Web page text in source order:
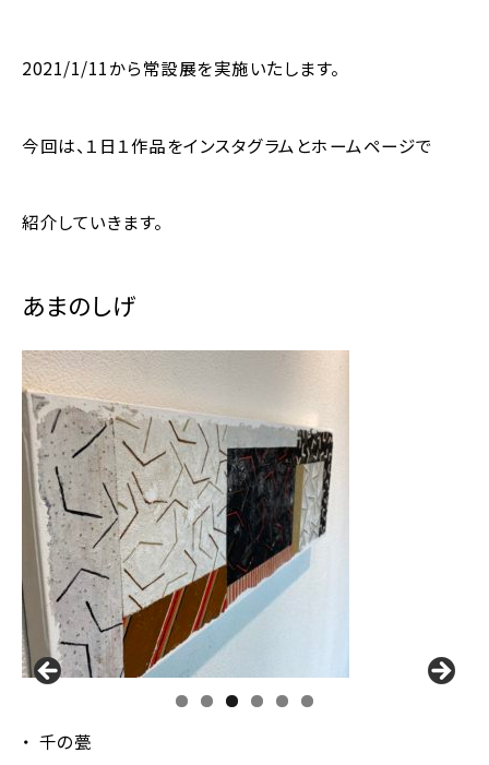
2021/1/11から常設展を実施いたします。
今回は、１日１作品をインスタグラムとホームページで
紹介していきます。
あまのしげ
千の甍